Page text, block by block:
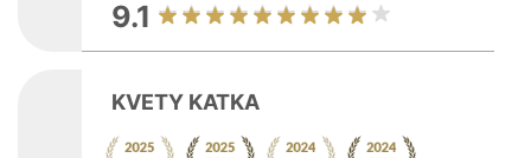
9.1
KVETY KATKA